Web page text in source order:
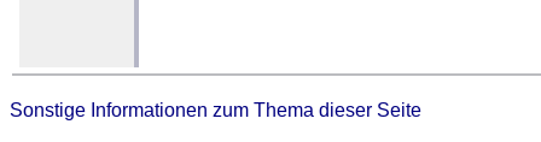
Sonstige Informationen zum Thema dieser Seite